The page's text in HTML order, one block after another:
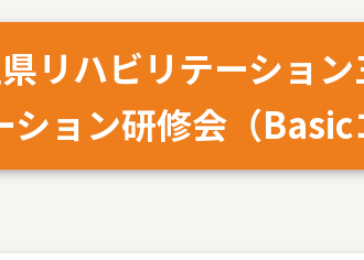
リハビリテーション
ョン研修会（Basic